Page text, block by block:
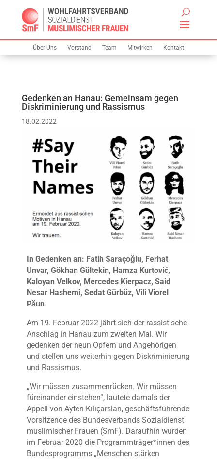
Über Uns Vorstand Team Mitwirken Kontakt
Gedenken an Hanau: Gemeinsam gegen
Diskriminierung und Rassismus
18.02.2022
In Gedenken an: Fatih Saraçoğlu, Ferhat
Unvar, Gökhan Gültekin, Hamza Kurtović,
Kaloyan Velkov, Mercedes Kierpacz, Said
Nesar Hashemi, Sedat Gürbüz, Vili Viorel
Păun.
Am 19. Februar 2022 jährt sich der rassistische
Anschlag in Hanau zum zweiten Mal. Wir
gedenken der neun Opfern und Angehörigen
und stellen uns weiterhin gegen Diskriminierung
und Rassismus.
„Wir müssen zusammenrücken. Wir müssen
füreinander einstehen“, lautete damals der
Appell von Ayten Kılıçarslan, geschäftsführende
Vorsitzende des Bundesverbands Sozialdienst
muslimischer Frauen (SmF). Daraufhin wurden
im Februar 2020 die Programmträger*innen des
Bundesprogramms „Menschen stärken